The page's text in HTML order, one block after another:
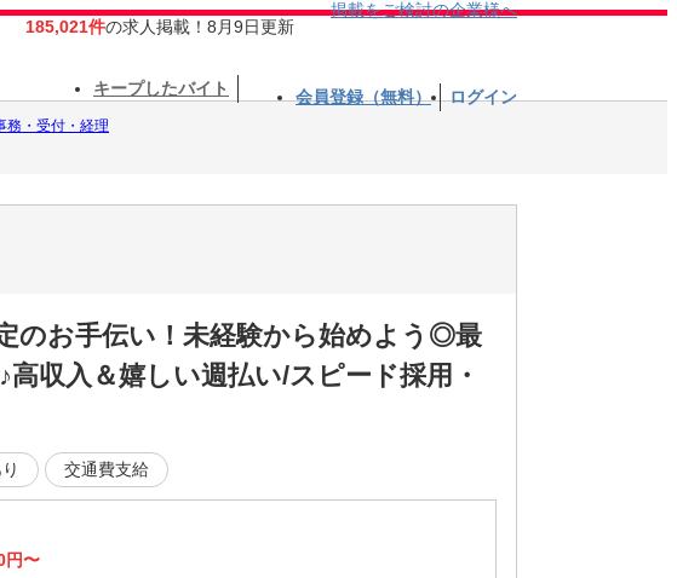
185,021件の求人掲載！8月9日更新
掲載をご検討の企業様へ
キープしたバイト 会員登録（無料） ログイン
務・受付・経理
のお手伝い！未経験から始めよう◎最
収入＆嬉しい週払い/スピード採用・
交通費支給
円〜